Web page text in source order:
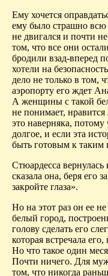
Ему хочется
ему было страшно всю
не двигался и почти
том, что все они
бродили взад-вперед
хотели на
дело не только в том,
аэропорту его ждет
А женщины с такой
не понимает,
это наверняка,
долгое, и если эта
быть готовым к таким
Стюардесса
сказала она, беря его
закройте глаза».
Но на этот раз он ее
белый город,
голову сделать его
которая встречала
Но что такое один
Почти ничего. Для
том, что никогда